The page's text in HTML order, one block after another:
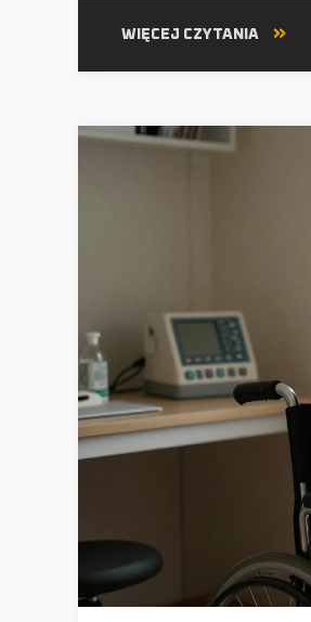
WIĘCEJ CZYTANIA